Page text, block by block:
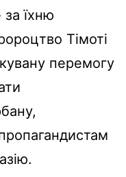
їхню
Тімоті
перемогу